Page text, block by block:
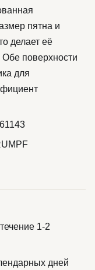
пятна и
делает её
Обе поверхности
для
1-2
дней